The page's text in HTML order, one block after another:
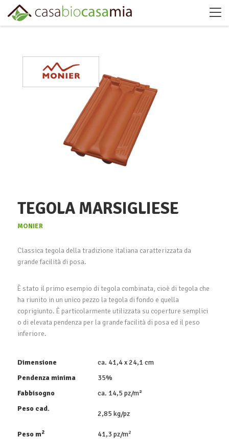
TEGOLA MARSIGLIESE
MONIER
Classica tegola della tradizione italiana caratterizzata da
grande facilità di posa.
È stato il primo esempio di tegola combinata, cioè di tegola che
ha riunito in un unico pezzo la tegola di fondo e quella
coprigiunto. È particolarmente utilizzata su coperture semplici
o di elevata pendenza per la grande facilità di posa ed il peso
inferiore.
Dimensione
ca. 41,4 x 24,1 cm
Pendenza minima
35%
Fabbisogno
ca. 14,5 pz/m²
Peso cad.
2,85 kg/pz
Peso m2 41,3 pz/m2